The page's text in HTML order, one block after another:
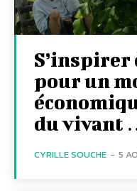
S’inspirer
pour un
du vivant
CYRILLE SOUCHE - 5